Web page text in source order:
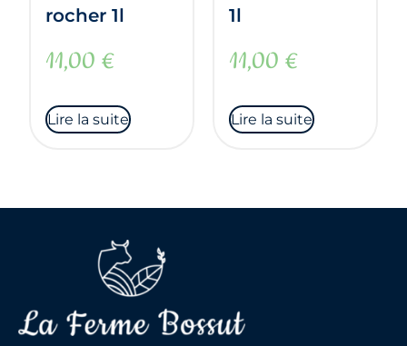
rocher 1l
11,00 €
Lire la suite
1l
11,00 €
Lire la suite